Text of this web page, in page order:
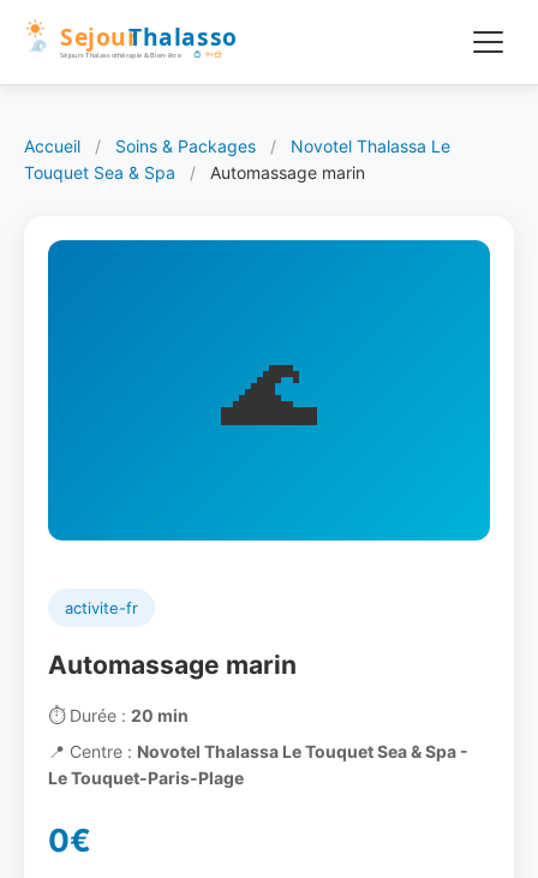
Accueil / Soins & Packages /
Novotel Thalassa Le
Touquet Sea & Spa
/ Automassage marin
🌊
activite-fr
Automassage marin
⏱️Durée : 20 min
📍 Centre : Novotel Thalassa Le Touquet Sea & Spa -
Le Touquet-Paris-Plage
0€